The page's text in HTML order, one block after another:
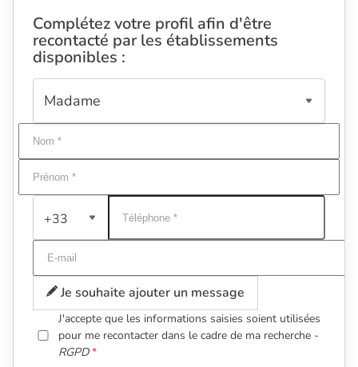
Complétez votre profil afin d'être
recontacté par les établissements
disponibles :
+33
Je souhaite ajouter un message
J'accepte que les informations saisies soient utilisées
pour me recontacter dans le cadre de ma recherche -
RGPD